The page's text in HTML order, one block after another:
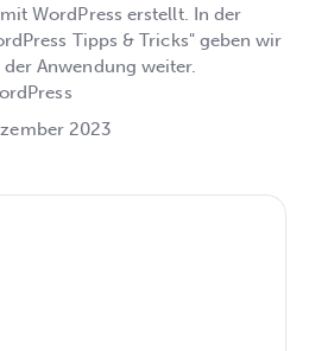
WordPress erstellt. In der
Tipps & Tricks" geben wir
Anwendung weiter.
2023